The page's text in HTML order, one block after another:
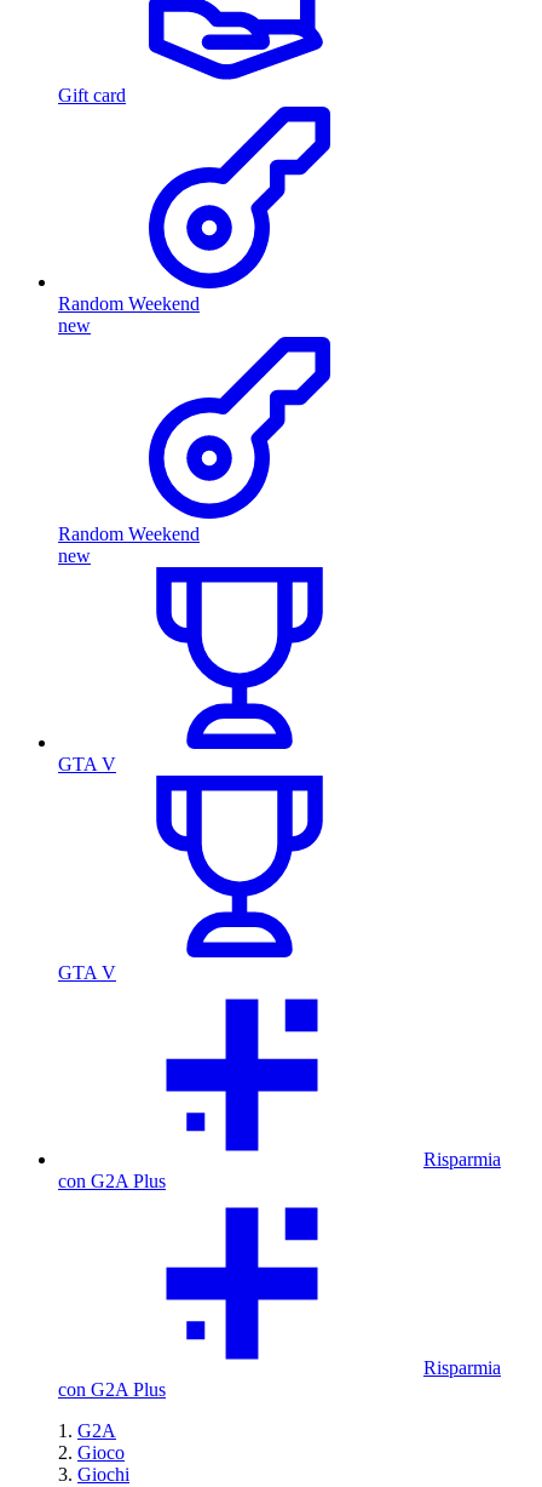
Gift card
Random Weekend
new
Random Weekend
new
GTA V
GTA V
Risparmia
con G2A Plus
Risparmia
con G2A Plus
G2A
Gioco
Giochi